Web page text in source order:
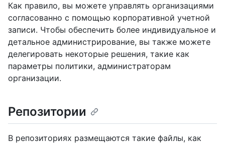
Как правило, вы можете управлять организациями
согласованно с помощью корпоративной учетной
записи. Чтобы обеспечить более индивидуальное и
детальное администрирование, вы также можете
делегировать некоторые решения, такие как
параметры политики, администраторам
организации.
Репозитории
В репозиториях размещаются такие файлы, как